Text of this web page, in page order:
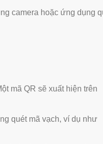
camera hoặc ứng dụng
mã QR sẽ xuất hiện trên
quét mã vạch, ví dụ như